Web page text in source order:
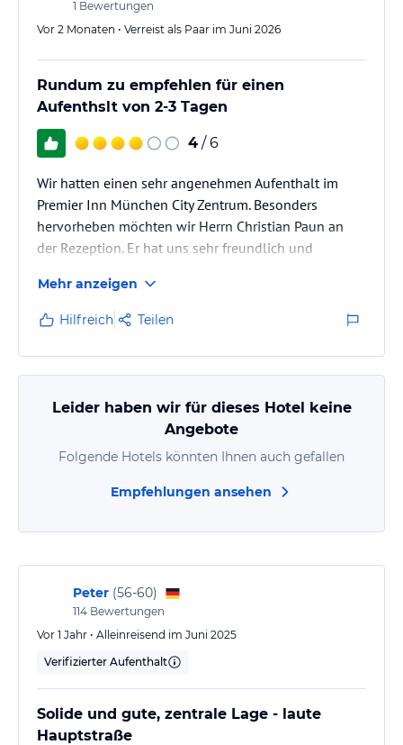
1 Bewertungen
Vor 2 Monaten • Verreist als Paar im Juni 2026
Rundum zu empfehlen für einen
Aufenthslt von 2-3 Tagen
4 / 6
Wir hatten einen sehr angenehmen Aufenthalt im
Premier Inn München City Zentrum. Besonders
hervorheben möchten wir Herrn Christian Paun an
der Rezeption. Er hat uns sehr freundlich und
alles ausführlich zu erklären.
Er dafür gesorgt, dass unsere Freunde, die später
angereist sind, ein Zimmer direkt neben unserem
bekommen haben. Dieser tolle Service hat unseren
München-Besuch von Anfang an sehr angenehm
gemacht.
Vielen Dank an Herrn Paun für den hervorragenden…
Mehr anzeigen
Hilfreich Teilen
Leider haben wir für dieses Hotel keine
Angebote
Folgende Hotels könnten Ihnen auch gefallen
Empfehlungen ansehen
Peter (56-60)
114 Bewertungen
Vor 1 Jahr • Alleinreisend im Juni 2025
Verifizierter Aufenthalt
Solide und gute, zentrale Lage - laute
Hauptstraße